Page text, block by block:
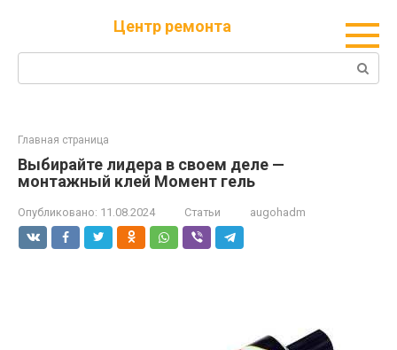
Центр ремонта
Поиск:
Главная страница
Выбирайте лидера в своем деле —
монтажный клей Момент гель
Опубликовано: 11.08.2024 Статьи augohadm